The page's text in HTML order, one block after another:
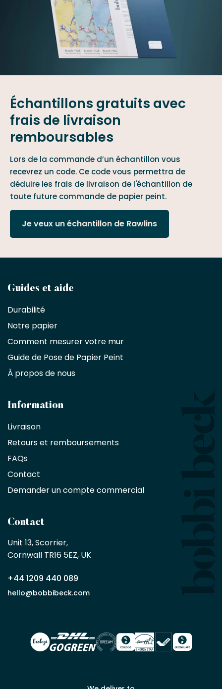
Échantillons gratuits avec
frais de livraison
remboursables
Lors de la commande d’un échantillon vous
recevrez un code. Ce code vous permettra de
déduire les frais de livraison de l'échantillon de
toute future commande de papier peint.
Je veux un échantillon de Rawlins
Devenez
partenaire
commercial
Décorateurs
d'intérieur,
designers
architectes
d'une
exclusive
de
%
sur
sans
minimum
en
partenaire
commercial
Demander
un compte
Guides et aide
Durabilité
Notre papier
Comment mesurer votre mur
Guide de Pose de Papier Peint
À propos de nous
Information
Livraison
Retours et remboursements
FAQs
Contact
Demander un compte commercial
Contact
Unit 13, Scorrier,
Cornwall TR16 5EZ, UK
+44 1209 440 089
hello@bobbibeck.com